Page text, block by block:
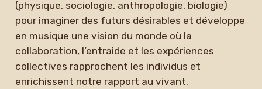
(physique, sociologie, anthropologie, biologie)
pour imaginer des futurs désirables et développe
en musique une vision du monde où la
collaboration, l’entraide et les expériences
collectives rapprochent les individus et
enrichissent notre rapport au vivant.